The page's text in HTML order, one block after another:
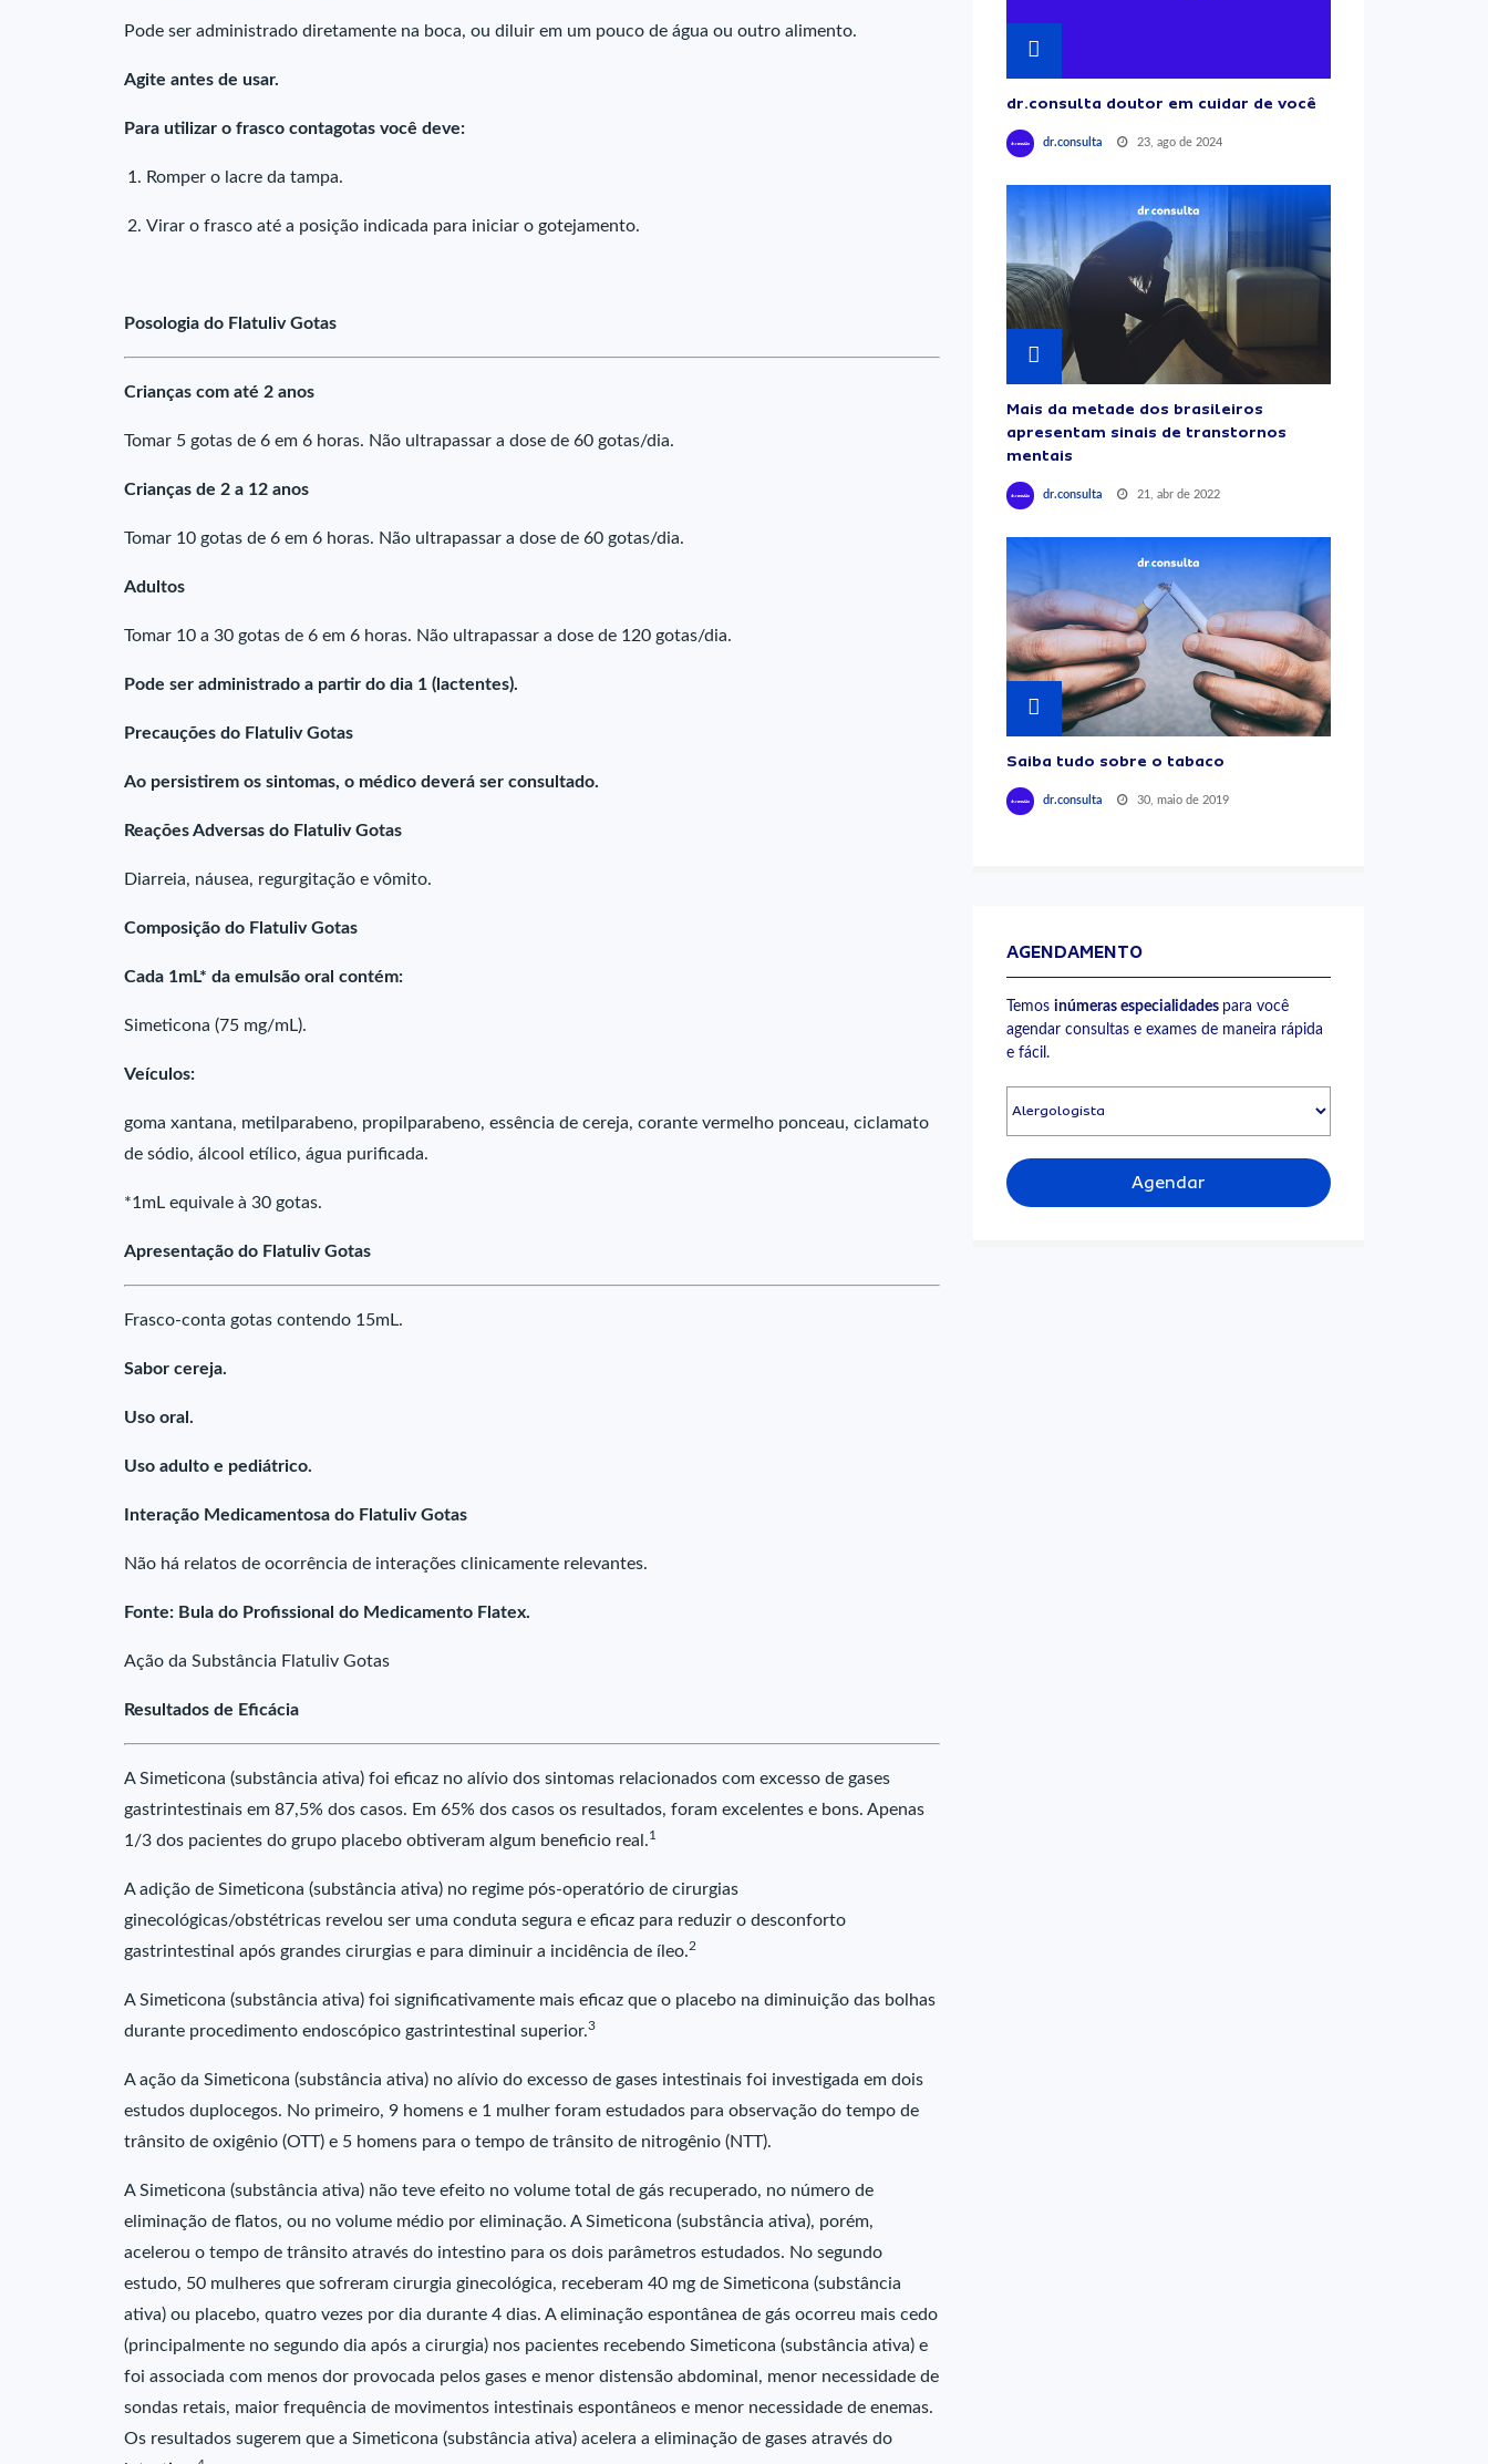
Pode ser administrado diretamente na boca, ou diluir em um pouco de água ou outro alimento.
Agite antes de usar.
Para utilizar o frasco contagotas você deve:
Romper o lacre da tampa.
Virar o frasco até a posição indicada para iniciar o gotejamento.
Posologia do Flatuliv Gotas
Crianças com até 2 anos
Tomar 5 gotas de 6 em 6 horas. Não ultrapassar a dose de 60 gotas/dia.
Crianças de 2 a 12 anos
Tomar 10 gotas de 6 em 6 horas. Não ultrapassar a dose de 60 gotas/dia.
Adultos
Tomar 10 a 30 gotas de 6 em 6 horas. Não ultrapassar a dose de 120 gotas/dia.
Pode ser administrado a partir do dia 1 (lactentes).
Precauções do Flatuliv Gotas
Ao persistirem os sintomas, o médico deverá ser consultado.
Reações Adversas do Flatuliv Gotas
Diarreia, náusea, regurgitação e vômito.
Composição do Flatuliv Gotas
Cada 1mL* da emulsão oral contém:
Simeticona (75 mg/mL).
Veículos:
goma xantana, metilparabeno, propilparabeno, essência de cereja, corante vermelho ponceau, ciclamato
de sódio, álcool etílico, água purificada.
*1mL equivale à 30 gotas.
Apresentação do Flatuliv Gotas
Frasco-conta gotas contendo 15mL.
Sabor cereja.
Uso oral.
Uso adulto e pediátrico.
Interação Medicamentosa do Flatuliv Gotas
Não há relatos de ocorrência de interações clinicamente relevantes.
Fonte: Bula do Profissional do Medicamento Flatex.
Ação da Substância Flatuliv Gotas
Resultados de Eficácia
A Simeticona (substância ativa) foi eficaz no alívio dos sintomas relacionados com excesso de gases
gastrintestinais em 87,5% dos casos. Em 65% dos casos os resultados, foram excelentes e bons. Apenas
1/3 dos pacientes do grupo placebo obtiveram algum beneficio real.1
A adição de Simeticona (substância ativa) no regime pós-operatório de cirurgias
ginecológicas/obstétricas revelou ser uma conduta segura e eficaz para reduzir o desconforto
gastrintestinal após grandes cirurgias e para diminuir a incidência de íleo.2
A Simeticona (substância ativa) foi significativamente mais eficaz que o placebo na diminuição das bolhas
durante procedimento endoscópico gastrintestinal superior.3
A ação da Simeticona (substância ativa) no alívio do excesso de gases intestinais foi investigada em dois
estudos duplocegos. No primeiro, 9 homens e 1 mulher foram estudados para observação do tempo de
trânsito de oxigênio (OTT) e 5 homens para o tempo de trânsito de nitrogênio (NTT).
A Simeticona (substância ativa) não teve efeito no volume total de gás recuperado, no número de
eliminação de flatos, ou no volume médio por eliminação. A Simeticona (substância ativa), porém,
acelerou o tempo de trânsito através do intestino para os dois parâmetros estudados. No segundo
estudo, 50 mulheres que sofreram cirurgia ginecológica, receberam 40 mg de Simeticona (substância
ativa) ou placebo, quatro vezes por dia durante 4 dias. A eliminação espontânea de gás ocorreu mais cedo
(principalmente no segundo dia após a cirurgia) nos pacientes recebendo Simeticona (substância ativa) e
foi associada com menos dor provocada pelos gases e menor distensão abdominal, menor necessidade de
sondas retais, maior frequência de movimentos intestinais espontâneos e menor necessidade de enemas.
Os resultados sugerem que a Simeticona (substância ativa) acelera a eliminação de gases através do
dr.consulta doutor em cuidar de você
dr.consulta 23, ago de 2024
Mais da metade dos brasileiros
apresentam sinais de transtornos
mentais
dr.consulta 21, abr de 2022
Saiba tudo sobre o tabaco
dr.consulta 30, maio de 2019
AGENDAMENTO
Temos inúmeras especialidades para você
agendar consultas e exames de maneira rápida
e fácil.
Agendar